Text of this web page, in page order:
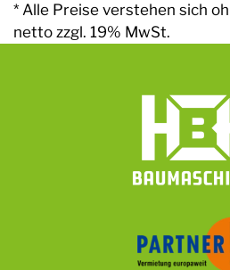
* Alle Preise verstehen sich
netto zzgl. 19% MwSt.